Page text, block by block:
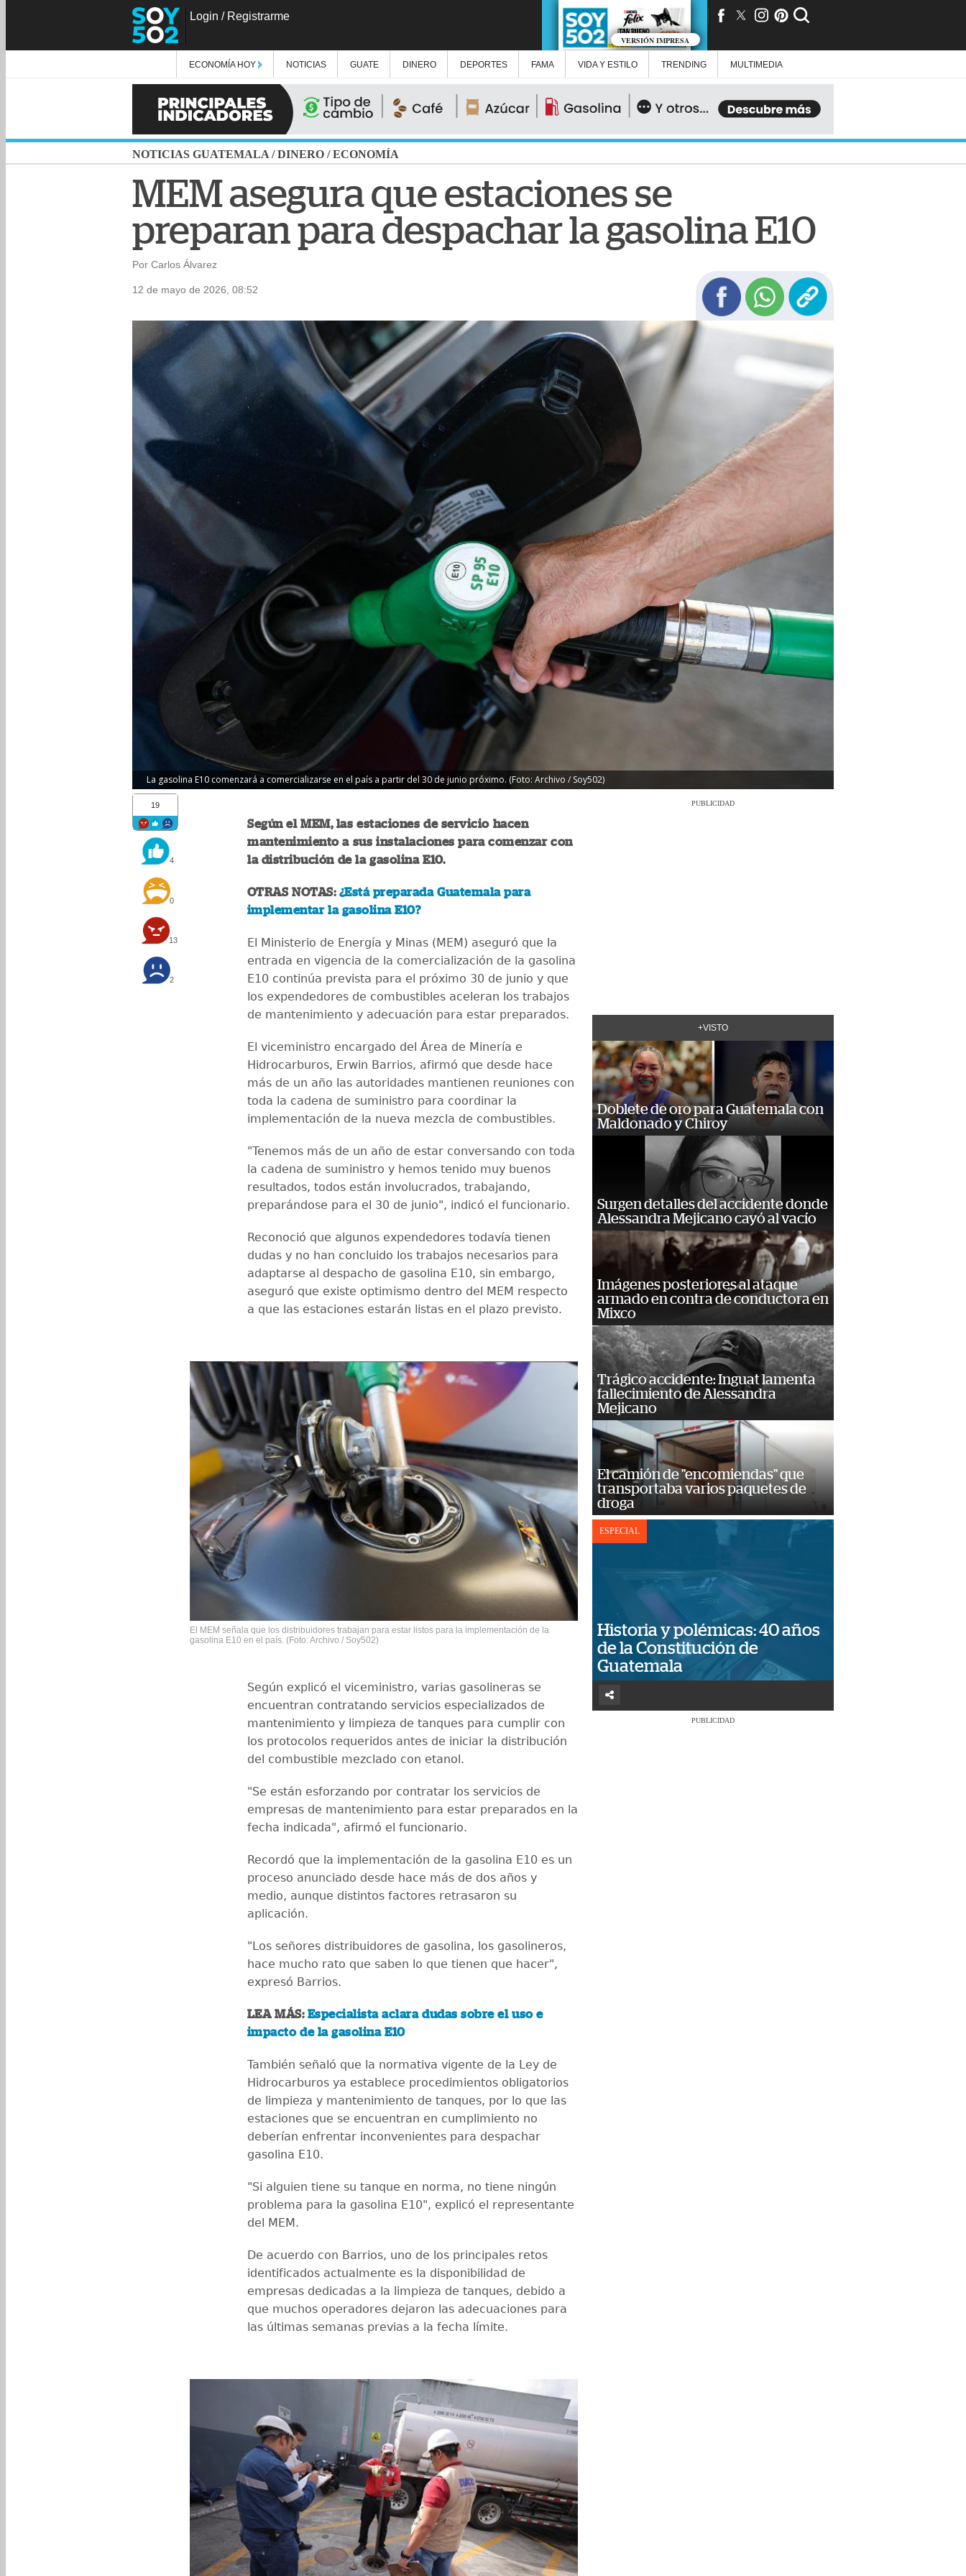
Login / Registrarme
VERSIÓN IMPRESA
ECONOMÍA HOY NOTICIAS GUATE DINERO DEPORTES FAMA VIDA Y ESTILO TRENDING MULTIMEDIA
NOTICIAS GUATEMALA /DINERO /ECONOMÍA
MEM asegura que estaciones se
preparan para despachar la gasolina E10
Por Carlos Álvarez
12 de mayo de 2026, 08:52
La gasolina E10 comenzará a comercializarse en el país a partir del 30 de junio próximo. (Foto: Archivo / Soy502)
19
4
0
13
2
Según el MEM, las estaciones de servicio hacen
mantenimiento a sus instalaciones para comenzar con
la distribución de la gasolina E10.
OTRAS NOTAS: ¿Está preparada Guatemala para
implementar la gasolina E10?
El Ministerio de Energía y Minas (MEM) aseguró que la
entrada en vigencia de la comercialización de la gasolina
E10 continúa prevista para el próximo 30 de junio y que
los expendedores de combustibles aceleran los trabajos
de mantenimiento y adecuación para estar preparados.
El viceministro encargado del Área de Minería e
Hidrocarburos, Erwin Barrios, afirmó que desde hace
más de un año las autoridades mantienen reuniones con
toda la cadena de suministro para coordinar la
implementación de la nueva mezcla de combustibles.
"Tenemos más de un año de estar conversando con toda
la cadena de suministro y hemos tenido muy buenos
resultados, todos están involucrados, trabajando,
preparándose para el 30 de junio", indicó el funcionario.
Reconoció que algunos expendedores todavía tienen
dudas y no han concluido los trabajos necesarios para
adaptarse al despacho de gasolina E10, sin embargo,
aseguró que existe optimismo dentro del MEM respecto
a que las estaciones estarán listas en el plazo previsto.
El MEM señala que los distribuidores trabajan para estar listos para la implementación de la
gasolina E10 en el país. (Foto: Archivo / Soy502)
Según explicó el viceministro, varias gasolineras se
encuentran contratando servicios especializados de
mantenimiento y limpieza de tanques para cumplir con
los protocolos requeridos antes de iniciar la distribución
del combustible mezclado con etanol.
"Se están esforzando por contratar los servicios de
empresas de mantenimiento para estar preparados en la
fecha indicada", afirmó el funcionario.
Recordó que la implementación de la gasolina E10 es un
proceso anunciado desde hace más de dos años y
medio, aunque distintos factores retrasaron su
aplicación.
"Los señores distribuidores de gasolina, los gasolineros,
hace mucho rato que saben lo que tienen que hacer",
expresó Barrios.
LEA MÁS: Especialista aclara dudas sobre el uso e
impacto de la gasolina E10
También señaló que la normativa vigente de la Ley de
Hidrocarburos ya establece procedimientos obligatorios
de limpieza y mantenimiento de tanques, por lo que las
estaciones que se encuentran en cumplimiento no
deberían enfrentar inconvenientes para despachar
gasolina E10.
"Si alguien tiene su tanque en norma, no tiene ningún
problema para la gasolina E10", explicó el representante
del MEM.
De acuerdo con Barrios, uno de los principales retos
identificados actualmente es la disponibilidad de
empresas dedicadas a la limpieza de tanques, debido a
que muchos operadores dejaron las adecuaciones para
las últimas semanas previas a la fecha límite.
PUBLICIDAD
+VISTO
Doblete de oro para Guatemala con
Maldonado y Chiroy
Surgen detalles del accidente donde
Alessandra Mejicano cayó al vacío
Imágenes posteriores al ataque
armado en contra de conductora en
Mixco
Trágico accidente: Inguat lamenta
fallecimiento de Alessandra
Mejicano
El camión de "encomiendas" que
transportaba varios paquetes de
droga
ESPECIAL
Historia y polémicas: 40 años
de la Constitución de
Guatemala
PUBLICIDAD